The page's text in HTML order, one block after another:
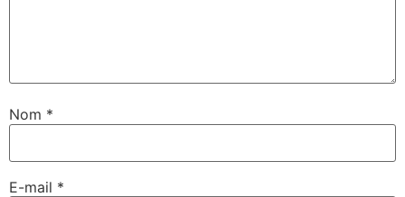
Nom *
E-mail *